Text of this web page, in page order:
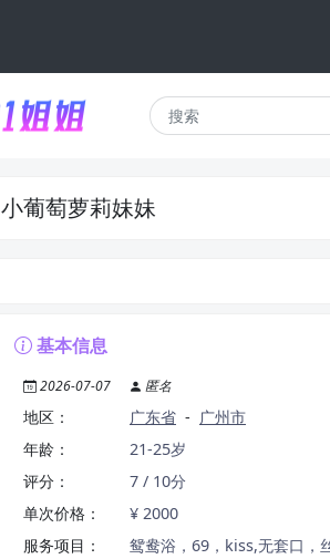
小葡萄萝莉妹妹
基本信息
2026-07-07 匿名
地区： 广东省 - 广州市
年龄：
21-25岁
评分：
7 / 10分
单次价格：
¥ 2000
服务项目：
鸳鸯浴，69，kiss,无套口，